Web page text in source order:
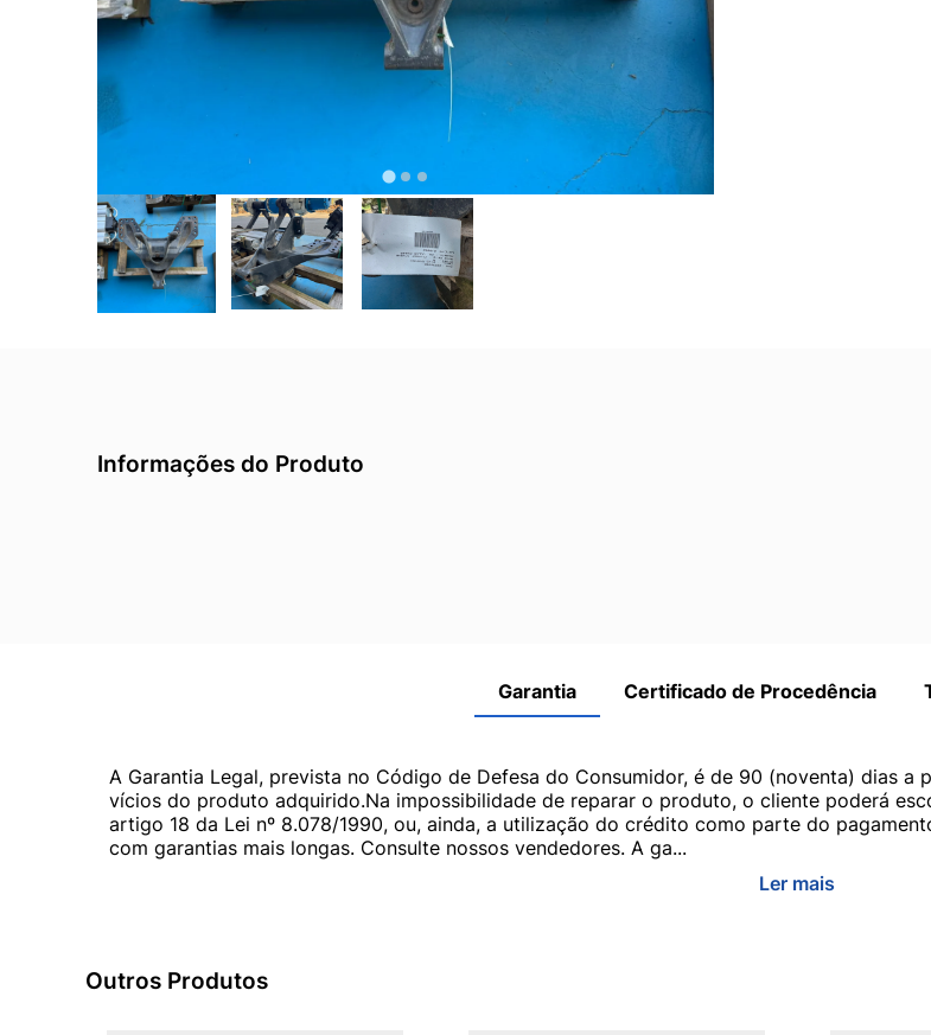
Informações do Produto
Garantia Certificado de Procedência
A Garantia Legal, prevista no Código de Defesa do Consumidor, é de 90 (noventa) dias
vícios do produto adquirido.Na impossibilidade de reparar o produto, o cliente poderá
artigo 18 da Lei nº 8.078/1990, ou, ainda, a utilização do crédito como parte do
com garantias mais longas. Consulte nossos vendedores. A ga...
Ler mais
Outros Produtos